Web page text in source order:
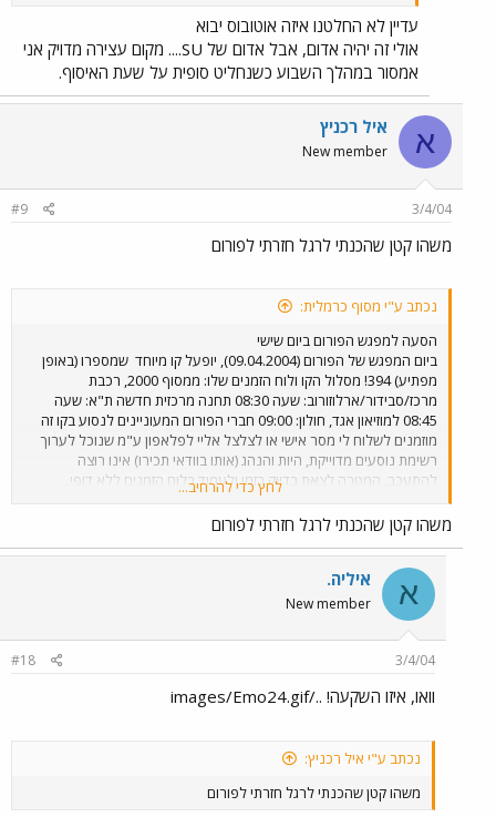
עדיין לא החלטנו איזה אוטובוס יבוא
אולי זה יהיה אדום, אבל אדום של SU.... מקום עצירה מדויק אני
אמסור במהלך השבוע כשנחליט סופית על שעת האיסוף.
א איל רכניץ
New member
3/4/04
#9
משהו קטן שהכנתי לרגל חזרתי לפורום
נכתב ע"י מסוף כרמלית:
הסעה למפגש הפורום ביום שישי
ביום המפגש של הפורום (09.04.2004), יופעל קו מיוחד
שמספרו (באופן
מפתיע) 394! מסלול הקו ולוח הזמנים שלו: ממסוף 2000, רכבת
מרכז/סבידור/ארלוזורוב: שעה 08:30 תחנה מרכזית חדשה ת"א: שעה
08:45 למוזיאון אגד, חולון: 09:00 חברי הפורום המעוניינים לנסוע בקו זה
מוזמנים לשלוח לי מסר אישי או לצלצל אליי לפלאפון ע"מ שנוכל לערוך
רשימת נוסעים מדוייקת, היות והנהג (אותו בוודאי תכירו) אינו רוצה
להתעכב. המטרה לצאת בדיוק בזמן ולעמוד בלוח הזמנים ללא דופי.
האוטובוס יסע בשעה הנקובה מעלה, ללא איחורים. מקום איסוף מדויק
בתמח"ת יימסר במהלך השבוע.
לחץ כדי להרחיב...
משהו קטן שהכנתי לרגל חזרתי לפורום
א איליה.
New member
3/4/04
#18
וואו, איזו השקעה! ../images/Emo24.gif
נכתב ע"י איל רכניץ:
משהו קטן שהכנתי לרגל חזרתי לפורום